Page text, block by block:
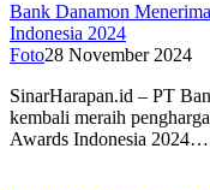
Bank Danamon
Indonesia 2024
Foto28 November 2024
SinarHarapan.id – PT
kembali meraih
Awards Indonesia